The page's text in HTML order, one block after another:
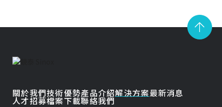
關於我們技術優勢產品介紹解決方案最新消息
人才招募檔案下載聯絡我們